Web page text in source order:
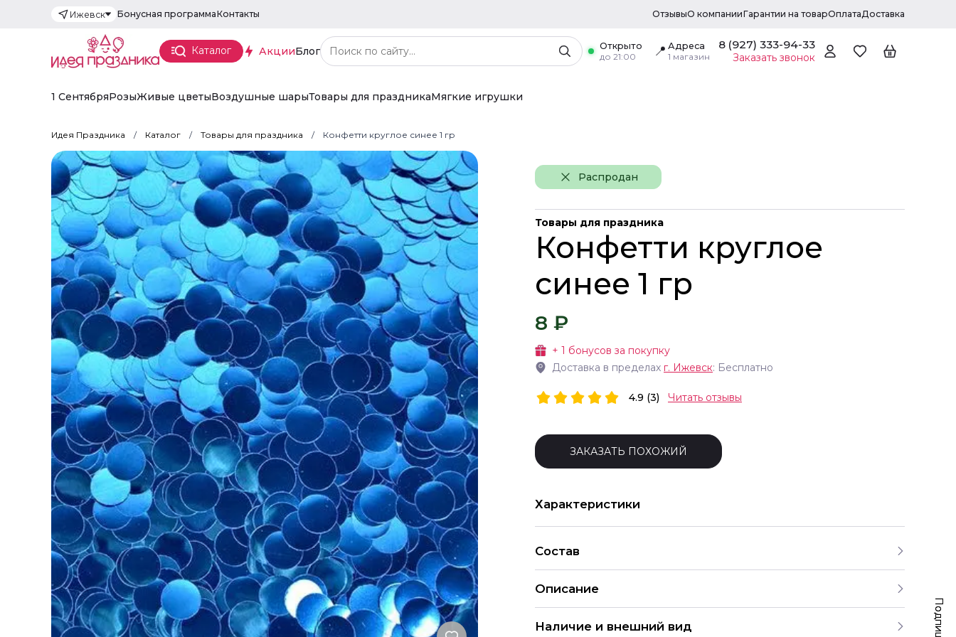
Ижевск Бонусная программаКонтакты ОтзывыО компанииГарантии на товарОплатаДоставка
Каталог АкцииБлог
Открыто
до 21:00
📍 Адреса
1 магазин
8 (927) 333-94-33
Заказать звонок
1 СентябряРозыЖивые цветыВоздушные шарыТовары для праздникаМягкие игрушки
Идея Праздника Каталог Товары для праздника Конфетти круглое синее 1 гр
Распродан
Товары для праздника
Конфетти круглое
синее 1 гр
8 ₽
+ 1 бонусов за покупку
Доставка в пределах г. Ижевск: Бесплатно
4.9 (3) Читать отзывы
ЗАКАЗАТЬ ПОХОЖИЙ
Характеристики
Состав
Описание
Наличие и внешний вид